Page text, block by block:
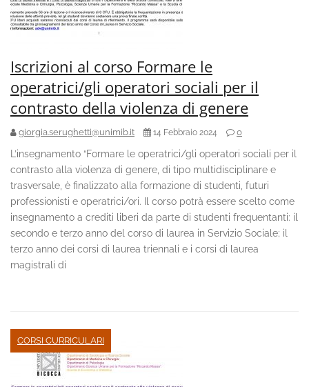
Iscrizioni al corso Formare le
operatrici/gli operatori sociali per il
contrasto della violenza di genere
giorgia.serughetti@unimib.it 14 Febbraio 2024 0
L’insegnamento “Formare le operatrici/gli operatori sociali per il
contrasto alla violenza di genere, di tipo multidisciplinare e
trasversale, è finalizzato alla formazione di studenti, futuri
professionisti e operatrici/ori. Il corso potrà essere scelto come
insegnamento a crediti liberi da parte di studenti frequentanti: il
secondo e terzo anno del corso di laurea in Servizio Sociale; il
terzo anno dei corsi di laurea triennali e i corsi di laurea
magistrali di
CORSI CURRICULARI